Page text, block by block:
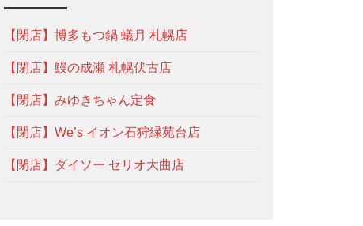
【閉店】博多もつ鍋 蟻月 札幌店
【閉店】鰻の成瀬 札幌伏古店
【閉店】みゆきちゃん定食
【閉店】We’s イオン石狩緑苑台店
【閉店】ダイソー セリオ大曲店